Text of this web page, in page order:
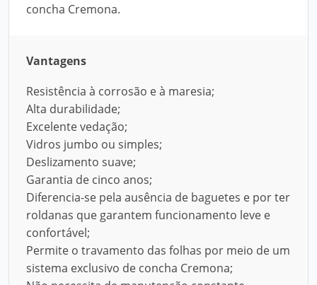
concha Cremona.
Vantagens
Resistência à corrosão e à maresia;
Alta durabilidade;
Excelente vedação;
Vidros jumbo ou simples;
Deslizamento suave;
Garantia de cinco anos;
Diferencia-se pela ausência de baguetes e por ter
roldanas que garantem funcionamento leve e
confortável;
Permite o travamento das folhas por meio de um
sistema exclusivo de concha Cremona;